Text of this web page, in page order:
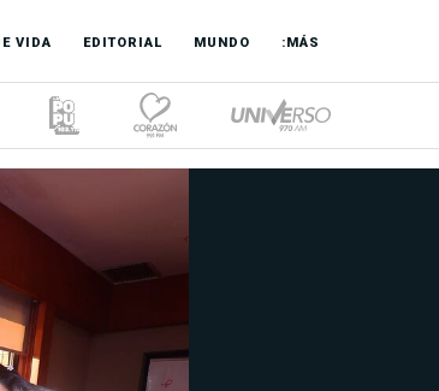
VIDA EDITORIAL MUNDO :MÁS